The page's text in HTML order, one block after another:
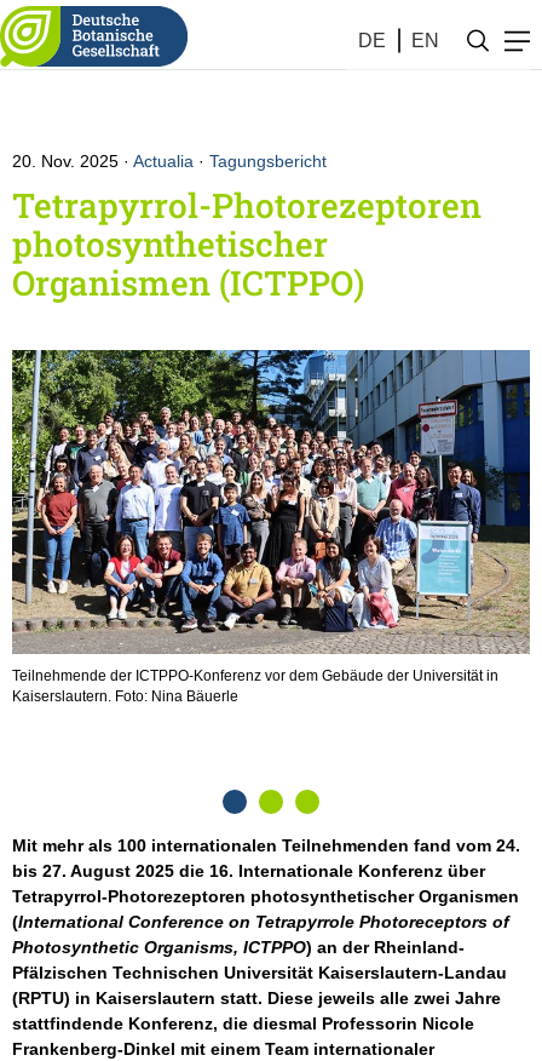
DE EN
20. Nov. 2025 Actualia · Tagungsbericht
Tetrapyrrol-Photorezeptoren
photosynthetischer
Organismen (ICTPPO)
Teilnehmende der ICTPPO-Konferenz vor dem Gebäude der Universität in
Kaiserslautern. Foto: Nina Bäuerle
Mit mehr als 100 internationalen Teilnehmenden fand vom 24.
bis 27. August 2025 die 16. Internationale Konferenz über
Tetrapyrrol-Photorezeptoren photosynthetischer Organismen
(International Conference on Tetrapyrrole Photoreceptors of
Photosynthetic Organisms, ICTPPO) an der Rheinland-
Pfälzischen Technischen Universität Kaiserslautern-Landau
(RPTU) in Kaiserslautern statt. Diese jeweils alle zwei Jahre
stattfindende Konferenz, die diesmal Professorin Nicole
Frankenberg-Dinkel mit einem Team internationaler